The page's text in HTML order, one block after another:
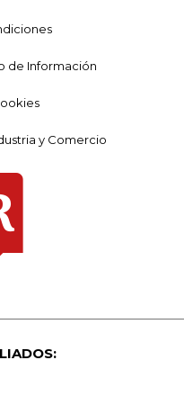
de Información
y Comercio